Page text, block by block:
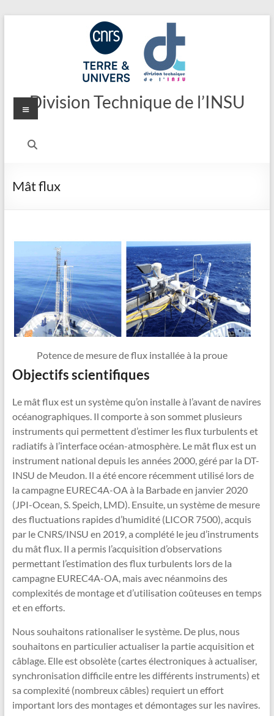
Division Technique de l’INSU
Menu
Mât flux
Potence de mesure de flux installée à la proue
Objectifs scientifiques
Le mât flux est un système qu’on installe à l’avant de navires
océanographiques. Il comporte à son sommet plusieurs
instruments qui permettent d’estimer les flux turbulents et
radiatifs à l’interface océan-atmosphère. Le mât flux est un
instrument national depuis les années 2000, géré par la DT-
INSU de Meudon. Il a été encore récemment utilisé lors de
la campagne EUREC4A-OA à la Barbade en janvier 2020
(JPI-Ocean, S. Speich, LMD). Ensuite, un système de mesure
des fluctuations rapides d’humidité (LICOR 7500), acquis
par le CNRS/INSU en 2019, a complété le jeu d’instruments
du mât flux. Il a permis l’acquisition d’observations
permettant l’estimation des flux turbulents lors de la
campagne EUREC4A-OA, mais avec néanmoins des
complexités de montage et d’utilisation coûteuses en temps
et en efforts.
Nous souhaitons rationaliser le système. De plus, nous
souhaitons en particulier actualiser la partie acquisition et
câblage. Elle est obsolète (cartes électroniques à actualiser,
synchronisation difficile entre les différents instruments) et
sa complexité (nombreux câbles) requiert un effort
important lors des montages et démontages sur les navires.